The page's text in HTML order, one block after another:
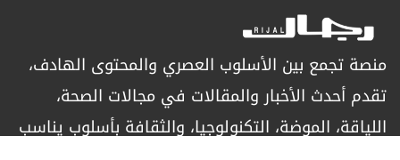
منصة تجمع بين الأسلوب العصري والمحتوى الهادف،
تقدم أحدث الأخبار والمقالات في مجالات الصحة،
اللياقة، الموضة، التكنولوجيا، والثقافة بأسلوب يناسب